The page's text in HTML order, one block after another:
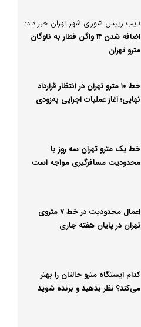
نایب رییس شورای شهر تهران خبر داد:
اضافه شدن ۱۴ واگن قطار به ناوگان
مترو تهران
خط ۱۰ مترو تهران در انتظار قرارداد
نهایی؛ آغاز عملیات اجرایی به‌زودی
خط یک مترو تهران سه روز با
محدودیت مسافرگیری مواجه است
اعمال محدودیت در خط ۷ متروی
تهران در پایان هفته جاری
کدام ایستگاه مترو حالتان را بهتر
می‌کند؟ نظر بدهید و برنده شوید